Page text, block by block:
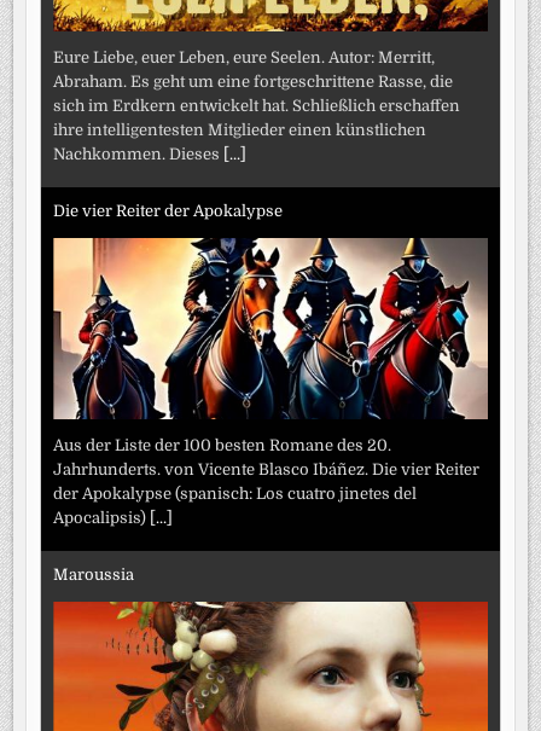
Eure Liebe, euer Leben, eure Seelen. Autor: Merritt,
Abraham. Es geht um eine fortgeschrittene Rasse, die
sich im Erdkern entwickelt hat. Schließlich erschaffen
ihre intelligentesten Mitglieder einen künstlichen
Nachkommen. Dieses [...]
Die vier Reiter der Apokalypse
Aus der Liste der 100 besten Romane des 20.
Jahrhunderts. von Vicente Blasco Ibáñez. Die vier Reiter
der Apokalypse (spanisch: Los cuatro jinetes del
Apocalipsis) [...]
Maroussia